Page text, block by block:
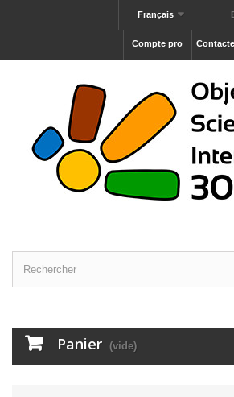
Français
Compte pro
Panier (vide)